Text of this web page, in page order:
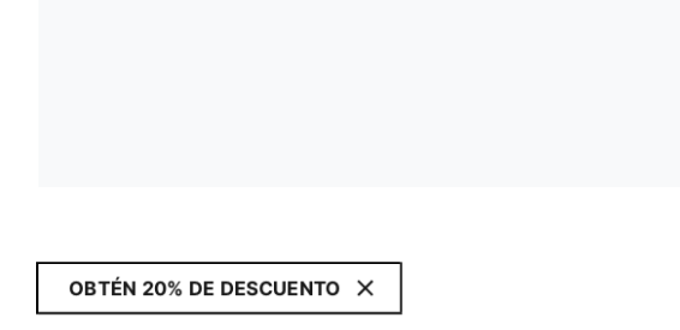
OBTÉN 20% DE DESCUENTO